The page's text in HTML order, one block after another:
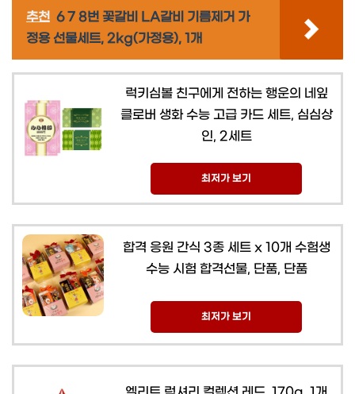
추천 6 7 8번 꽃갈비 LA갈비 기름제거 가
정용 선물세트, 2kg(가정용), 1개
럭키심볼 친구에게 전하는 행운의 네잎
클로버 생화 수능 고급 카드 세트, 심심상
인, 2세트
최저가 보기
합격 응원 간식 3종 세트 x 10개 수험생
수능 시험 합격선물, 단품, 단품
최저가 보기